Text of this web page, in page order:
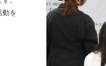
動を